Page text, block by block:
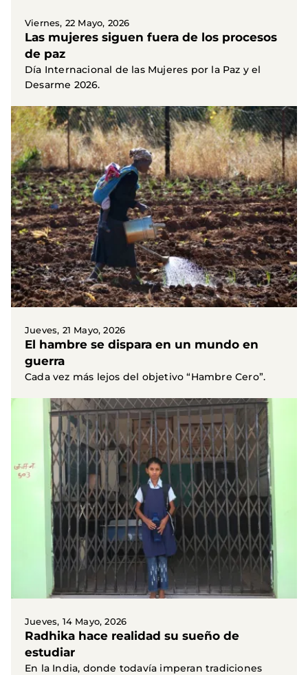
Viernes, 22 Mayo, 2026
Las mujeres siguen fuera de los procesos
de paz
Día Internacional de las Mujeres por la Paz y el
Desarme 2026.
Jueves, 21 Mayo, 2026
El hambre se dispara en un mundo en
guerra
Cada vez más lejos del objetivo “Hambre Cero”.
Jueves, 14 Mayo, 2026
Radhika hace realidad su sueño de
estudiar
En la India, donde todavía imperan tradiciones